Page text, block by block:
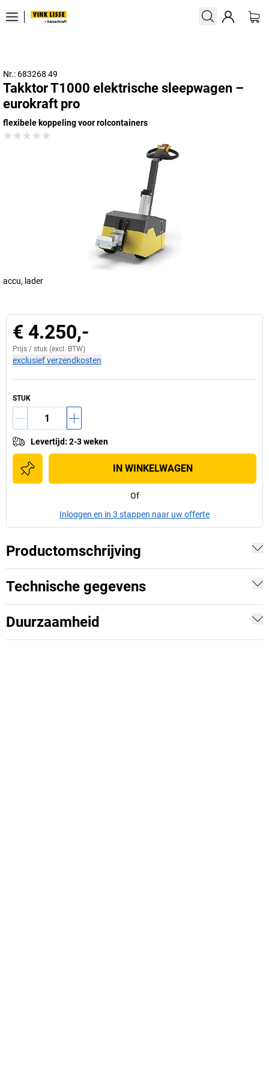
Nr.: 683268 49
Takktor T1000 elektrische sleepwagen –
eurokraft pro
flexibele koppeling voor rolcontainers
accu, lader
€ 4.250,-
Prijs / stuk (excl. BTW)
exclusief verzendkosten
STUK
Levertijd: 2-3 weken
IN WINKELWAGEN
Of
Inloggen en in 3 stappen naar uw offerte
Productomschrijving
Technische gegevens
Duurzaamheid